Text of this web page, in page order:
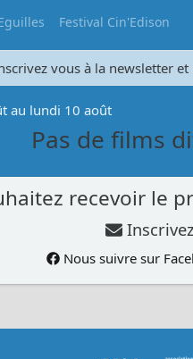
Festival Cin'Edison
vous à la newsletter
au lundi 10 août
Pas de films
recevoir le
Nous suivre sur